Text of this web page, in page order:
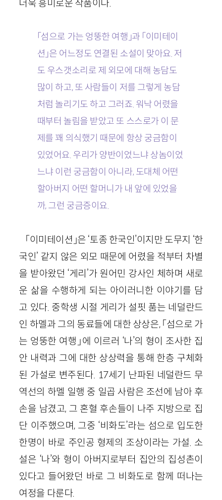
더욱 흥미로운 작품이다.
「섬으로 가는 엉뚱한 여행」과 「이미테이
션」은 어느정도 연결된 소설이 맞아요. 저
도 우스갯소리로 제 외모에 대해 농담도
많이 하고, 또 사람들이 저를 그렇게 농담
처럼 놀리기도 하고 그러죠. 워낙 어렸을
때부터 놀림을 받았고 또 스스로가 이 문
제를 꽤 의식했기 때문에 항상 궁금함이
있었어요. 우리가 양반이었느냐 상놈이었
느냐 이런 궁금함이 아니라, 도대체 어떤
할아버지 어떤 할머니가 내 앞에 있었을
까, 그런 궁금증이요.
「이미테이션」은 ‘토종 한국인’이지만 도무지 ‘한
국인’ 같지 않은 외모 때문에 어렸을 적부터 차별
을 받아왔던 ‘게리’가 원어민 강사인 체하며 새로
운 삶을 수행하게 되는 아이러니한 이야기를 담
고 있다. 중학생 시절 게리가 설핏 품는 네덜란드
인 하멜과 그의 동료들에 대한 상상은, 「섬으로 가
는 엉뚱한 여행」에 이르러 ‘나’의 형이 조사한 집
안 내력과 그에 대한 상상력을 통해 한층 구체화
된 가설로 변주된다. 17세기 난파된 네덜란드 무
역선의 하멜 일행 중 일곱 사람은 조선에 남아 후
손을 남겼고, 그 혼혈 후손들이 나주 지방으로 집
단 이주했으며, 그중 ‘비화도’라는 섬으로 입도한
한명이 바로 주인공 형제의 조상이라는 가설. 소
설은 ‘나’와 형이 아버지로부터 집안의 집성촌이
있다고 들어왔던 바로 그 비화도로 함께 떠나는
여정을 다룬다.